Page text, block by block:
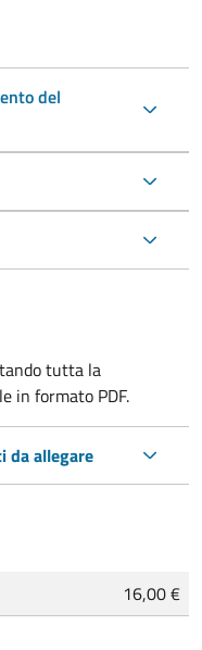
del
tutta la
in formato PDF.
da allegare
16,00 €